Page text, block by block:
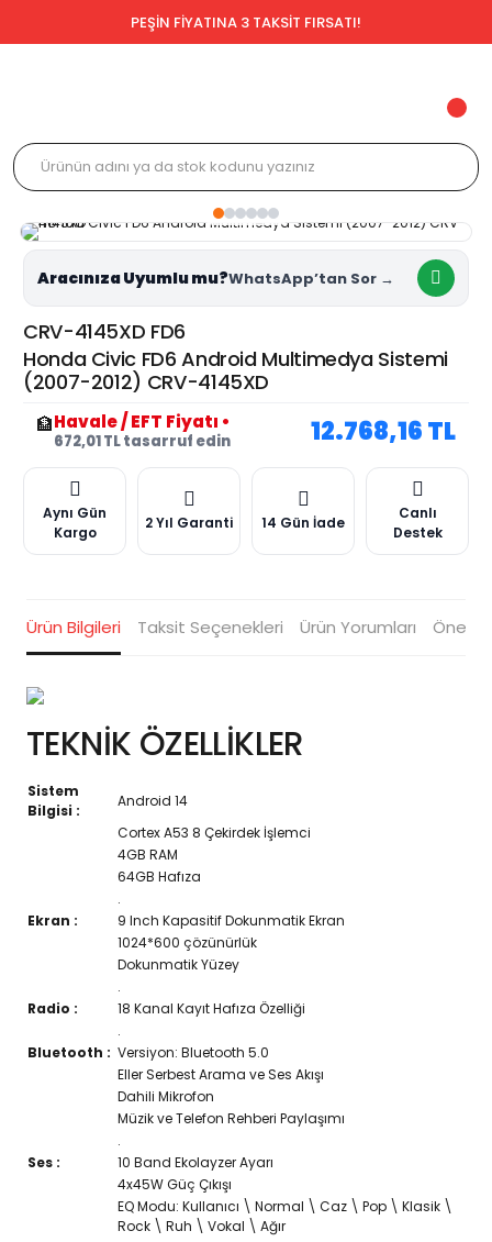
PEŞİN FİYATINA 3 TAKSİT FIRSATI!
Aracınıza Uyumlu mu?
CRV-4145XD FD6
Honda Civic FD6 Android Multimedya Sistemi
(2007-2012) CRV-4145XD
🏦Havale / EFT Fiyatı •
672,01 TL tasarruf edin 12.768,16 TL
Aynı Gün
Kargo
2 Yıl Garanti 14 Gün İade
Canlı
Destek
Ürün Bilgileri Taksit Seçenekleri Ürün Yorumları
TEKNİK ÖZELLİKLER
Sistem
Bilgisi :
Android 14
Cortex A53 8 Çekirdek İşlemci
4GB RAM
64GB Hafıza
.
Ekran :
9 Inch Kapasitif Dokunmatik Ekran
1024*600 çözünürlük
Dokunmatik Yüzey
.
Radio :
18 Kanal Kayıt Hafıza Özelliği
.
Bluetooth : Versiyon: Bluetooth 5.0
Eller Serbest Arama ve Ses Akışı
Dahili Mikrofon
Müzik ve Telefon Rehberi Paylaşımı
.
Ses :
10 Band Ekolayzer Ayarı
4x45W Güç Çıkışı
EQ Modu: Kullanıcı \ Normal \ Caz \ Pop \ Klasik \
Rock \ Ruh \ Vokal \ Ağır